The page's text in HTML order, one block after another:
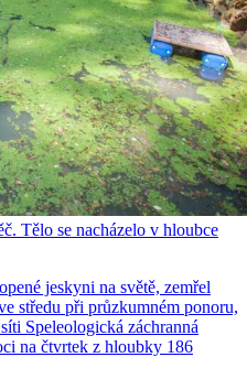
Tělo se nacházelo v hloubce
jeskyni na světě, zemřel
středu při průzkumném ponoru,
Speleologická záchranná
na čtvrtek z hloubky 186